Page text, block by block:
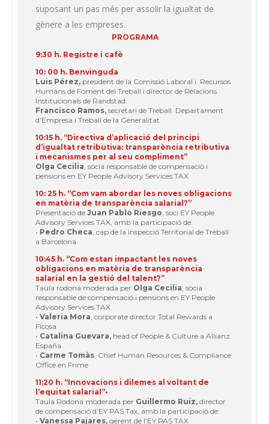
suposant un pas més per assolir la igualtat de
gènere a les empreses.
PROGRAMA
9:30 h. Registre i cafè
10: 00 h. Benvinguda
Luis Pérez, president de la Comissió Laboral i Recursos
Humans de Foment del Treball i director de Relacions
Institucionals de Randstad
Francisco Ramos, secretari de Treball. Departament
d’Empresa i Treball de la Generalitat
10:15 h. “Directiva d’aplicació del principi
d’igualtat retributiva: transparència retributiva
i mecanismes per al seu compliment”
Olga Cecilia, sòcia responsable de compensació i
pensions en EY People Advisory Services TAX
10: 25 h. “Com vam abordar les noves obligacions
en matèria de transparència salarial?”
Presentació de Juan Pablo Riesgo, soci EY People
Advisory Services TAX, amb la participació de:
• Pedro Checa, cap de la inspecció Territorial de Treball
a Barcelona
10:45 h. “Com estan impactant les noves
obligacions en matèria de transparència
salarial en la gestió del talent?”
Taula rodona moderada per Olga Cecilia, sòcia
responsable de compensació i pensions en EY People
Advisory Services TAX
• Valeria Mora, corporate director Total Rewards a
Ficosa
• Catalina Guevara, head of People & Culture a Allianz
España
• Carme Tomàs, Chief Human Resources & Compliance
Office en Frime
11:20 h. “Innovacions i dilemes al voltant de
l’equitat salarial”•
Taula Rodona moderada per Guillermo Ruiz, director
de compensació d’EY PAS Tax, amb la participació de:
• Vanessa Pajares, gerent de l’EY PAS TAX